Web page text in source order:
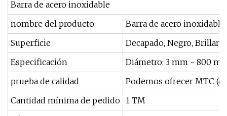
Barra de acero inoxidable
nombre del producto
Barra de acero inoxidable
Superficie
Decapado, Negro,
Especificación
Diámetro: 3 mm ~ 800
prueba de calidad
Podemos ofrecer MTC
Cantidad mínima de pedido 1 TM